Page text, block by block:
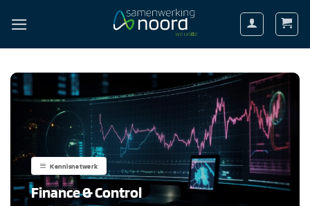
naar
Kennisnetwerk
Finance & Control